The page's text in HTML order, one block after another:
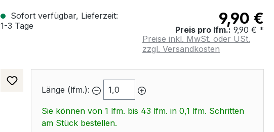
Sofort verfügbar, Lieferzeit:
1-3 Tage
9,90 €
Preis pro lfm.: 9,90 € *
Preise inkl. MwSt. oder USt.
zzgl. Versandkosten
Länge (lfm.):
Sie können von 1 lfm. bis 43 lfm. in 0,1 lfm. Schritten
am Stück bestellen.